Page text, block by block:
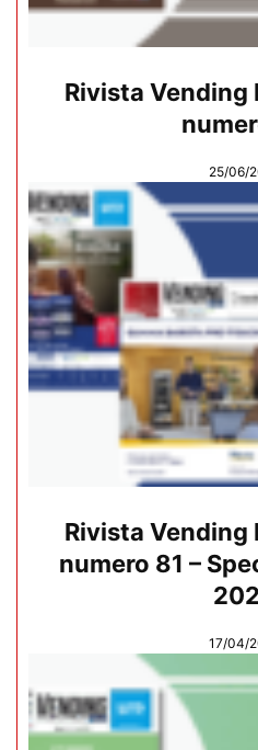
Rivista Vending
25/06/
Rivista Vending
numero 81 –
17/04/